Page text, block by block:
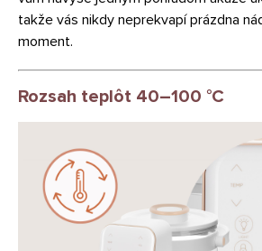
takže vás nikdy neprekvapí prázdna
moment.
Rozsah teplôt 40–100 °C